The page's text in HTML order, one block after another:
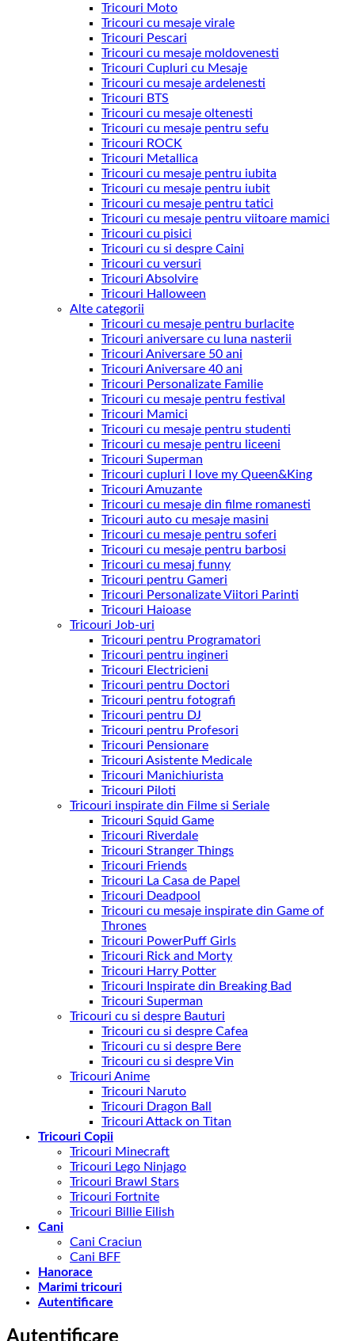
Tricouri Moto
Tricouri cu mesaje virale
Tricouri Pescari
Tricouri cu mesaje moldovenesti
Tricouri Cupluri cu Mesaje
Tricouri cu mesaje ardelenesti
Tricouri BTS
Tricouri cu mesaje oltenesti
Tricouri cu mesaje pentru sefu
Tricouri ROCK
Tricouri Metallica
Tricouri cu mesaje pentru iubita
Tricouri cu mesaje pentru iubit
Tricouri cu mesaje pentru tatici
Tricouri cu mesaje pentru viitoare mamici
Tricouri cu pisici
Tricouri cu si despre Caini
Tricouri cu versuri
Tricouri Absolvire
Tricouri Halloween
Alte categorii
Tricouri cu mesaje pentru burlacite
Tricouri aniversare cu luna nasterii
Tricouri Aniversare 50 ani
Tricouri Aniversare 40 ani
Tricouri Personalizate Familie
Tricouri cu mesaje pentru festival
Tricouri Mamici
Tricouri cu mesaje pentru studenti
Tricouri cu mesaje pentru liceeni
Tricouri Superman
Tricouri cupluri I love my Queen&King
Tricouri Amuzante
Tricouri cu mesaje din filme romanesti
Tricouri auto cu mesaje masini
Tricouri cu mesaje pentru soferi
Tricouri cu mesaje pentru barbosi
Tricouri cu mesaj funny
Tricouri pentru Gameri
Tricouri Personalizate Viitori Parinti
Tricouri Haioase
Tricouri Job-uri
Tricouri pentru Programatori
Tricouri pentru ingineri
Tricouri Electricieni
Tricouri pentru Doctori
Tricouri pentru fotografi
Tricouri pentru DJ
Tricouri pentru Profesori
Tricouri Pensionare
Tricouri Asistente Medicale
Tricouri Manichiurista
Tricouri Piloti
Tricouri inspirate din Filme si Seriale
Tricouri Squid Game
Tricouri Riverdale
Tricouri Stranger Things
Tricouri Friends
Tricouri La Casa de Papel
Tricouri Deadpool
Tricouri cu mesaje inspirate din Game of
Thrones
Tricouri PowerPuff Girls
Tricouri Rick and Morty
Tricouri Harry Potter
Tricouri Inspirate din Breaking Bad
Tricouri Superman
Tricouri cu si despre Bauturi
Tricouri cu si despre Cafea
Tricouri cu si despre Bere
Tricouri cu si despre Vin
Tricouri Anime
Tricouri Naruto
Tricouri Dragon Ball
Tricouri Attack on Titan
Tricouri Copii
Tricouri Minecraft
Tricouri Lego Ninjago
Tricouri Brawl Stars
Tricouri Fortnite
Tricouri Billie Eilish
Cani
Cani Craciun
Cani BFF
Hanorace
Marimi tricouri
Autentificare
Autentificare